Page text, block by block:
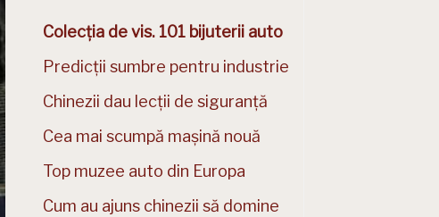
Colecția de vis. 101 bijuterii auto
Predicții sumbre pentru industrie
Chinezii dau lecții de siguranță
Cea mai scumpă mașină nouă
Top muzee auto din Europa
Cum au ajuns chinezii să domine